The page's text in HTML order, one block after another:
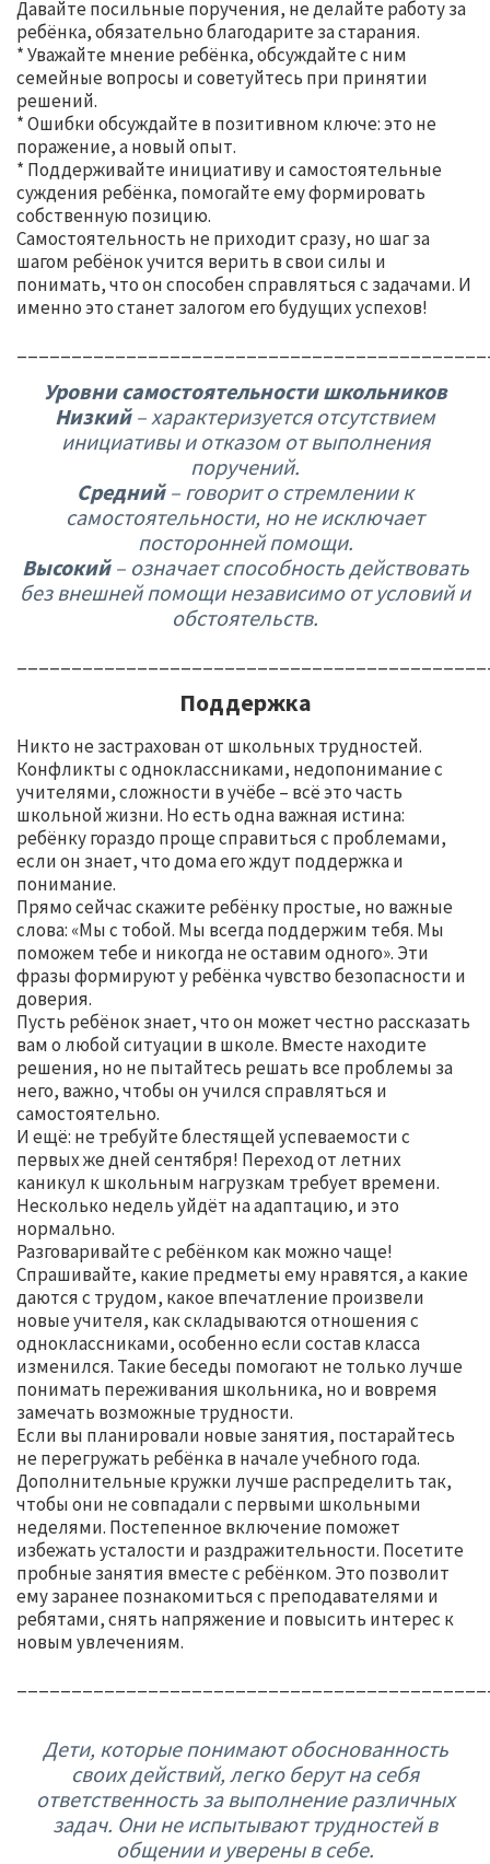
Давайте посильные поручения, не делайте работу за
ребёнка, обязательно благодарите за старания.
* Уважайте мнение ребёнка, обсуждайте с ним
семейные вопросы и советуйтесь при принятии
решений.
* Ошибки обсуждайте в позитивном ключе: это не
поражение, а новый опыт.
* Поддерживайте инициативу и самостоятельные
суждения ребёнка, помогайте ему формировать
собственную позицию.
Самостоятельность не приходит сразу, но шаг за
шагом ребёнок учится верить в свои силы и
понимать, что он способен справляться с задачами. И
именно это станет залогом его будущих успехов!
Уровни самостоятельности школьников
Низкий– характеризуется отсутствием
инициативы и отказом от выполнения
поручений.
Средний– говорит о стремлении к
самостоятельности, но не исключает
посторонней помощи.
Высокий– означает способность действовать
без внешней помощи независимо от условий и
обстоятельств.
Поддержка
Никто не застрахован от школьных трудностей.
Конфликты с одноклассниками, недопонимание с
учителями, сложности в учёбе – всё это часть
школьной жизни. Но есть одна важная истина:
ребёнку гораздо проще справиться с проблемами,
если он знает, что дома его ждут поддержка и
понимание.
Прямо сейчас скажите ребёнку простые, но важные
слова: «Мы с тобой. Мы всегда поддержим тебя. Мы
поможем тебе и никогда не оставим одного». Эти
фразы формируют у ребёнка чувство безопасности и
доверия.
Пусть ребёнок знает, что он может честно рассказать
вам о любой ситуации в школе. Вместе находите
решения, но не пытайтесь решать все проблемы за
него, важно, чтобы он учился справляться и
самостоятельно.
И ещё: не требуйте блестящей успеваемости с
первых же дней сентября! Переход от летних
каникул к школьным нагрузкам требует времени.
Несколько недель уйдёт на адаптацию, и это
нормально.
Разговаривайте с ребёнком как можно чаще!
Спрашивайте, какие предметы ему нравятся, а какие
даются с трудом, какое впечатление произвели
новые учителя, как складываются отношения с
одноклассниками, особенно если состав класса
изменился. Такие беседы помогают не только лучше
понимать переживания школьника, но и вовремя
замечать возможные трудности.
Если вы планировали новые занятия, постарайтесь
не перегружать ребёнка в начале учебного года.
Дополнительные кружки лучше распределить так,
чтобы они не совпадали с первыми школьными
неделями. Постепенное включение поможет
избежать усталости и раздражительности. Посетите
пробные занятия вместе с ребёнком. Это позволит
ему заранее познакомиться с преподавателями и
ребятами, снять напряжение и повысить интерес к
новым увлечениям.
Дети, которые понимают обоснованность
своих действий, легко берут на себя
ответственность за выполнение различных
задач. Они не испытывают трудностей в
общении и уверены в себе.